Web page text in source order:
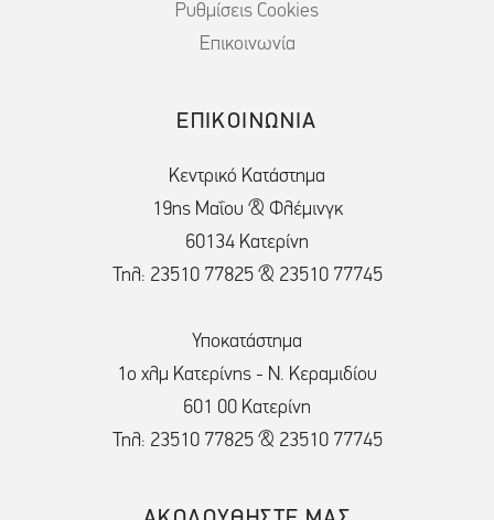
Ρυθμίσεις Cookies
Επικοινωνία
ΕΠΙΚΟΙΝΩΝΙΑ
Κεντρικό Κατάστημα
19ης Μαΐου & Φλέμινγκ
60134 Κατερίνη
Τηλ: 23510 77825 & 23510 77745
Υποκατάστημα
1ο χλμ Κατερίνης - Ν. Κεραμιδίου
601 00 Κατερίνη
Τηλ: 23510 77825 & 23510 77745